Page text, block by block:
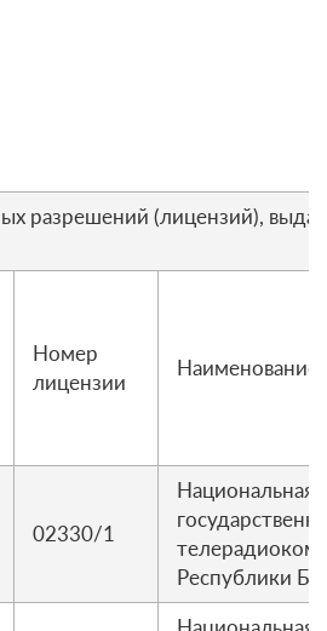
разрешений (лицензий),
Номер
лицензии
Наименование
02330/1
Национальная
Республики